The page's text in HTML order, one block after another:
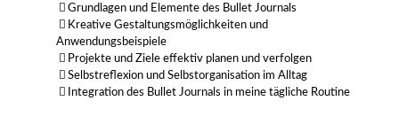
Grundlagen und Elemente des Bullet Journals
Kreative Gestaltungsmöglichkeiten und
Anwendungsbeispiele
Projekte und Ziele effektiv planen und verfolgen
Selbstreflexion und Selbstorganisation im Alltag
Integration des Bullet Journals in meine tägliche Routine